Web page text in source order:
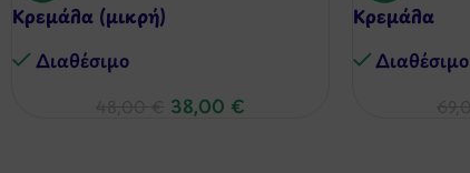
Κρεμάλα (μικρή)
Διαθέσιμo
38,00 €
Κρεμάλα
Διαθέσιμo